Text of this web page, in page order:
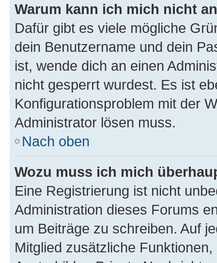
Warum kann ich mich nicht
Dafür gibt es viele mögliche
dein Benutzername und dein
ist, wende dich an einen
nicht gesperrt wurdest. Es ist
Konfigurationsproblem mit der
Administrator lösen muss.
Nach oben
Wozu muss ich mich
Eine Registrierung ist nicht
Administration dieses Forums
um Beiträge zu schreiben. Auf
Mitglied zusätzliche